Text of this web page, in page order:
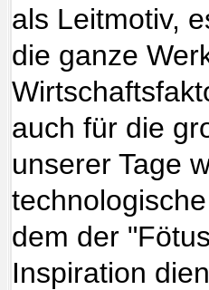
als Leitmotiv,
die ganze
auch für die
unserer Tage
dem der
Inspiration